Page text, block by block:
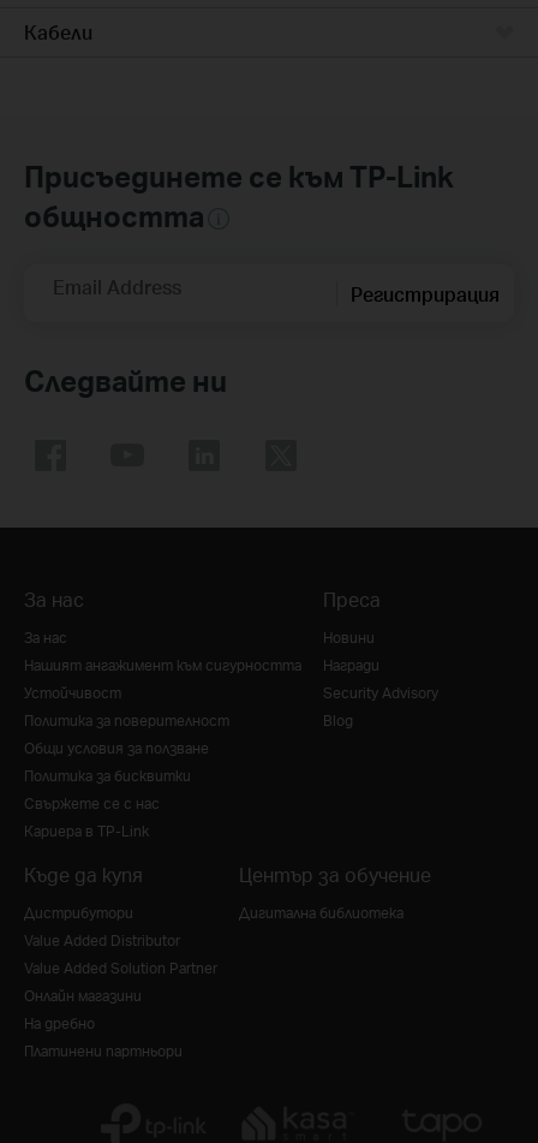
Кабели
Присъединете се към TP-Link
общността
Email Address Регистрирация
Следвайте ни
За нас
За нас
Нашият ангажимент към сигурността
Устойчивост
Политика за поверителност
Общи условия за ползване
Политика за бисквитки
Свържете се с нас
Кариера в TP-Link
Преса
Новини
Награди
Security Advisory
Blog
Къде да купя
Дистрибутори
Value Added Distributor
Value Added Solution Partner
Онлайн магазини
На дребно
Платинени партньори
Център за обучение
Дигитална библиотека